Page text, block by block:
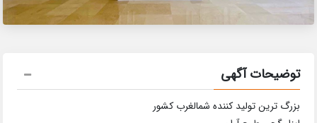
توضیحات آگهی
بزرگ ترین تولید کننده شمالغرب کشور